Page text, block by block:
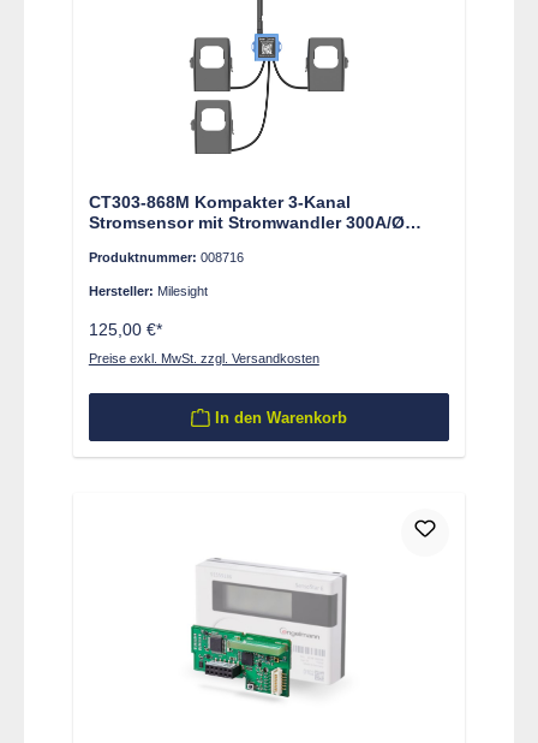
CT303-868M Kompakter 3-Kanal
Stromsensor mit Stromwandler 300A/Ø
Produktnummer: 008716
Hersteller: Milesight
125,00 €*
Preise exkl. MwSt. zzgl. Versandkosten
In den Warenkorb